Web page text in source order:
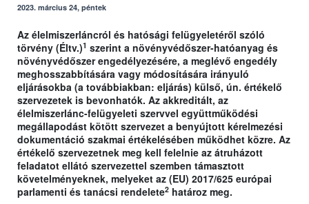
2023. március 24, péntek
Az élelmiszerláncról és hatósági felügyeletéről szóló
törvény (Éltv.)1 szerint a növényvédőszer-hatóanyag és
növényvédőszer engedélyezésére, a meglévő engedély
meghosszabbítására vagy módosítására irányuló
eljárásokba (a továbbiakban: eljárás) külső, ún. értékelő
szervezetek is bevonhatók. Az akkreditált, az
élelmiszerlánc-felügyeleti szervvel együttműködési
megállapodást kötött szervezet a benyújtott kérelmezési
dokumentáció szakmai értékelésében működhet közre. Az
értékelő szervezetnek meg kell felelnie az átruházott
feladatot ellátó szervezettel szemben támasztott
követelményeknek, melyeket az (EU) 2017/625 európai
parlamenti és tanácsi rendelete2 határoz meg.